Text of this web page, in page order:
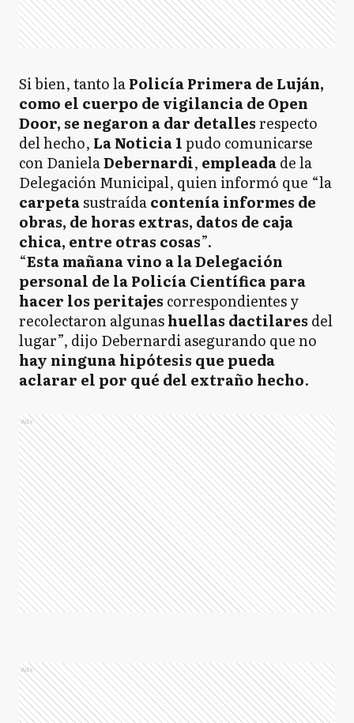
Si bien, tanto laPolicía Primera de Luján,
como el cuerpo de vigilancia de Open
Door, se negaron a dar detallesrespecto
del hecho, La Noticia 1pudo comunicarse
con DanielaDebernardi, empleadade la
Delegación Municipal, quien informó que “la
carpetasustraídaconteníainformes de
obras, de horas extras, datos de caja
chica, entre otras cosas”.
“Esta mañana vino a la Delegación
personal de la Policía Científica para
hacer los peritajes correspondientes y
recolectaron algunashuellas dactilares del
lugar”, dijo Debernardi asegurando que no
hay ninguna hipótesis que pueda
aclarar el por qué del extraño hecho.
Ads
Ads